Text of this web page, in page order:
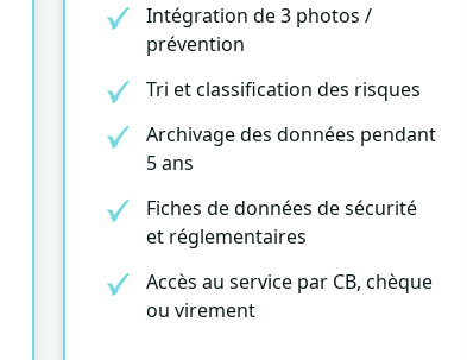
Intégration de 3 photos /
prévention
Tri et classification des risques
Archivage des données pendant
5 ans
Fiches de données de sécurité
et réglementaires
Accès au service par CB, chèque
ou virement